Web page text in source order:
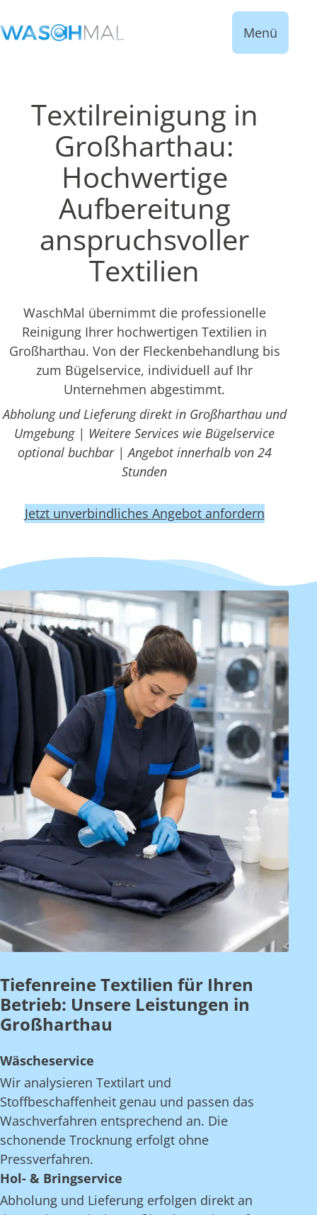
Menü
Textilreinigung in
Großharthau:
Hochwertige
Aufbereitung
anspruchsvoller
Textilien
WaschMal übernimmt die professionelle
Reinigung Ihrer hochwertigen Textilien in
Großharthau. Von der Fleckenbehandlung bis
zum Bügelservice, individuell auf Ihr
Unternehmen abgestimmt.
Abholung und Lieferung direkt in Großharthau und
Umgebung | Weitere Services wie Bügelservice
optional buchbar | Angebot innerhalb von 24
Stunden
Jetzt unverbindliches Angebot anfordern
Tiefenreine Textilien für Ihren
Betrieb: Unsere Leistungen in
Großharthau
Wäscheservice
Wir analysieren Textilart und
Stoffbeschaffenheit genau und passen das
Waschverfahren entsprechend an. Die
schonende Trocknung erfolgt ohne
Pressverfahren.
Hol- & Bringservice
Abholung und Lieferung erfolgen direkt an